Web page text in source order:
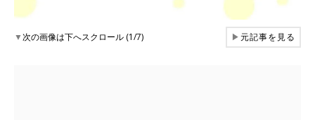
▼次の画像は下へスクロール (1/7) ▶元記事を見る